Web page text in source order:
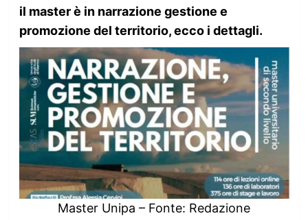
il master è in narrazione gestione e
promozione del territorio, ecco i dettagli.
Master Unipa – Fonte: Redazione